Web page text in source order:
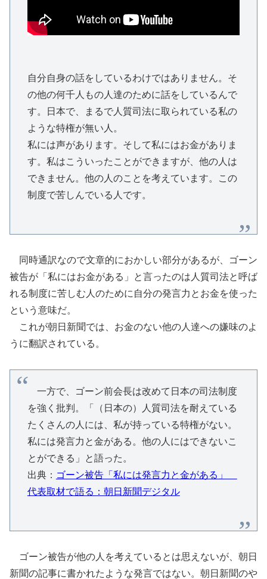
自分自身の話をしているわけではありません。そ
の他の何千人もの人達のために話をしているんで
す。日本で、まるで人質司法に取られている私の
ような特権が無い人。
私には声があります。そして私にはお金がありま
す。私はこういったことができますが、他の人は
できません。他の人のことを考えています。この
制度で苦しんでいる人です。
同時通訳なので文章的におかしい部分があるが、ゴーン
被告が「私にはお金がある」と言ったのは人質司法と呼ば
れる制度に苦しむ人のために自分の発言力とお金を使った
という意味だ。
これが朝日新聞では、お金のない他の人達への嫌味のよ
うに翻訳されている。
一方で、ゴーン前会長は改めて日本の司法制度
を強く批判。「（日本の）人質司法を耐えている
たくさんの人には、私が持っている特権がない。
私には発言力と金がある。他の人にはできないこ
とができる」と語った。
出典： ゴーン被告「私には発言力と金がある」
代表取材で語る：朝日新聞デジタル
ゴーン被告が他の人を考えているとは思えないが、朝日
新聞の記事に書かれたような発言ではない。朝日新聞のや